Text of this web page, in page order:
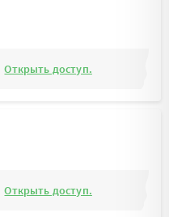
Открыть доступ.
Открыть доступ.